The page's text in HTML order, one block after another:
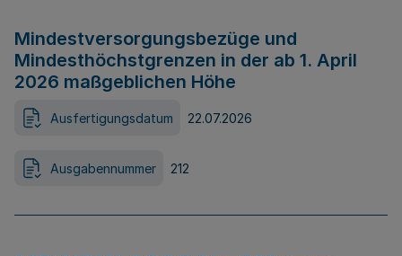
Mindestversorgungsbezüge und
Mindesthöchstgrenzen in der ab 1. April
2026 maßgeblichen Höhe
Ausfertigungsdatum 22.07.2026
Ausgabennummer 212